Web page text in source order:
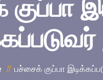
பச்சைக் குப்பா